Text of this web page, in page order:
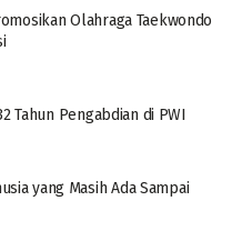
Olahraga Taekwondo
Tahun Pengabdian di PWI
yang Masih Ada Sampai